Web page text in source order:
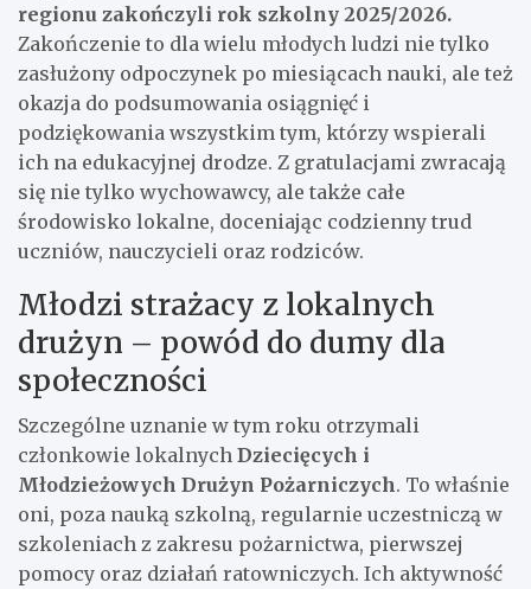
regionu zakończyli rok szkolny 2025/2026.
Zakończenie to dla wielu młodych ludzi nie tylko
zasłużony odpoczynek po miesiącach nauki, ale też
okazja do podsumowania osiągnięć i
podziękowania wszystkim tym, którzy wspierali
ich na edukacyjnej drodze. Z gratulacjami zwracają
się nie tylko wychowawcy, ale także całe
środowisko lokalne, doceniając codzienny trud
uczniów, nauczycieli oraz rodziców.
Młodzi strażacy z lokalnych
drużyn – powód do dumy dla
społeczności
Szczególne uznanie w tym roku otrzymali
członkowie lokalnych Dziecięcych i
Młodzieżowych Drużyn Pożarniczych. To właśnie
oni, poza nauką szkolną, regularnie uczestniczą w
szkoleniach z zakresu pożarnictwa, pierwszej
pomocy oraz działań ratowniczych. Ich aktywność